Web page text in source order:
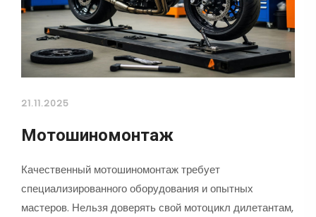
21.11.2025
Мотошиномонтаж
Качественный мотошиномонтаж требует
специализированного оборудования и опытных
мастеров. Нельзя доверять свой мотоцикл дилетантам,